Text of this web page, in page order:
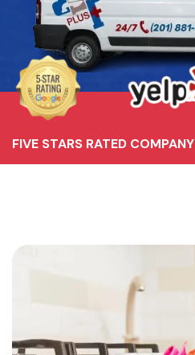
FIVE STARS RATED COMPANY